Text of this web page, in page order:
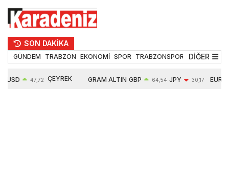
SON DAKİKA
GÜNDEM TRABZON EKONOMİ SPOR TRABZONSPOR TEKNOLOJİ
DİĞER
USD 47,72 ÇEYREK GRAM ALTIN GBP 64,54 JPY 30,17 EUR